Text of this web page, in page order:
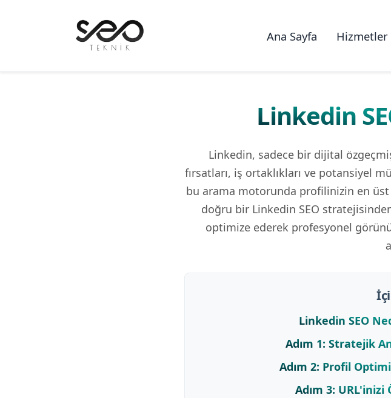
Ana Sayfa Hizmetler
Linkedin
Linkedin, sadece bir dijital
fırsatları, iş ortaklıkları ve potansiyel
bu arama motorunda profilinizin en üst
doğru bir Linkedin SEO
optimize ederek profesyonel
Linkedin SEO
Adım 1: Stratejik
Adım 2: Profil
Adım 3: